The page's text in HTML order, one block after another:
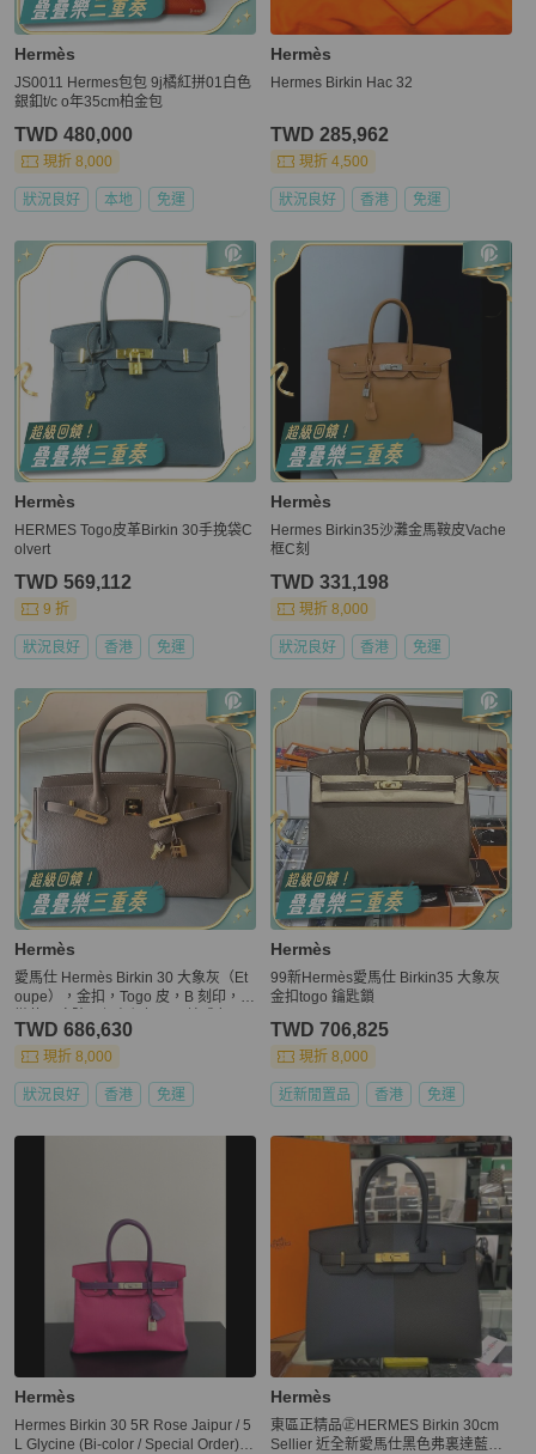
Hermès
JS0011 Hermes包包 9j橘紅拼01白色
銀釦t/c o年35cm柏金包
TWD 480,000
現折 8,000
狀況良好 本地 免運
Hermès
Hermes Birkin Hac 32
TWD 285,962
現折 4,500
狀況良好 香港 免運
Hermès
HERMES Togo皮革Birkin 30手挽袋C
olvert
TWD 569,112
9 折
狀況良好 香港 免運
Hermès
Hermes Birkin35沙灘金馬鞍皮Vache
框C刻
TWD 331,198
現折 8,000
狀況良好 香港 免運
Hermès
愛馬仕 Hermès Birkin 30 大象灰（Et
oupe），金扣，Togo 皮，B 刻印，輕
TWD 686,630
現折 8,000
狀況良好 香港 免運
Hermès
99新Hermès愛馬仕 Birkin35 大象灰
金扣togo 鑰匙鎖
TWD 706,825
現折 8,000
近新閒置品 香港 免運
Hermès
Hermes Birkin 30 5R Rose Jaipur / 5
L Glycine (Bi-color / Special Order) C
Hermès
東區正精品㊣HERMES Birkin 30cm
Sellier 近全新愛馬仕黑色弗裏達藍色